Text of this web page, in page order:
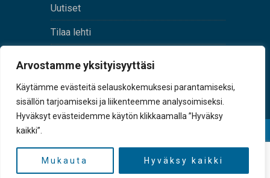
Arvostamme yksityisyyttäsi
Käytämme evästeitä selauskokemuksesi parantamiseksi,
sisällön tarjoamiseksi ja liikenteemme analysoimiseksi.
Hyväksyt evästeidemme käytön klikkaamalla ”Hyväksy
kaikki”.
Mukauta Hyväksy kaikki
Uutiset
Tilaa lehti
tunnus 0167229-8
TAKAISIN YLÖS